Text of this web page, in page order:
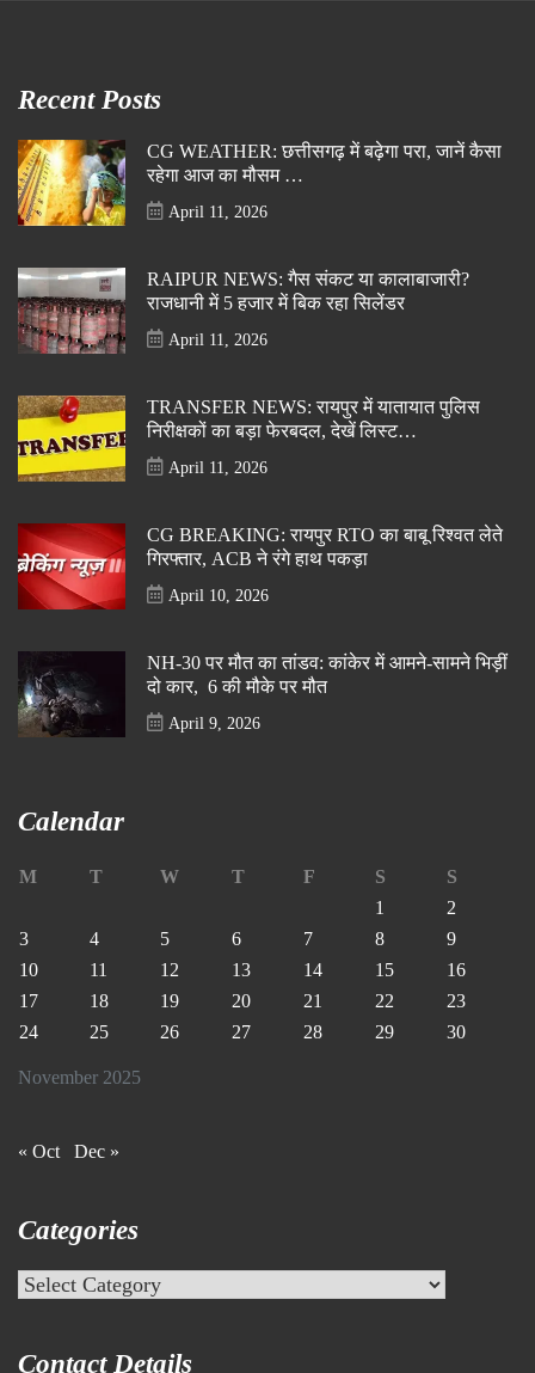
Recent Posts
CG WEATHER: छत्तीसगढ़ में बढ़ेगा परा, जानें कैसा
रहेगा आज का मौसम …
April 11, 2026
RAIPUR NEWS: गैस संकट या कालाबाजारी?
राजधानी में 5 हजार में बिक रहा सिलेंडर
April 11, 2026
TRANSFER NEWS: रायपुर में यातायात पुलिस
निरीक्षकों का बड़ा फेरबदल, देखें लिस्ट…
April 11, 2026
CG BREAKING: रायपुर RTO का बाबू रिश्वत लेते
गिरफ्तार, ACB ने रंगे हाथ पकड़ा
April 10, 2026
NH-30 पर मौत का तांडव: कांकेर में आमने-सामने भिड़ीं
दो कार, 6 की मौके पर मौत
April 9, 2026
Calendar
November 2025
M T W T F S
S
1
2
3
4 5 6 7 8
9
10
11 12 13 14 15
16
17
18 19 20 21 22
23
24
25 26 27 28 29 30
« Oct Dec »
Categories
Categories
Contact Details